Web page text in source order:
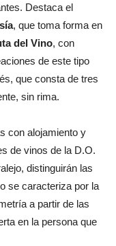
Destaca el
, que toma forma en
del Vino, con
de este tipo
que consta de tres
sin rima.
con alojamiento y
de vinos de la D.O.
distinguirán las
se caracteriza por la
a partir de las
en la persona que